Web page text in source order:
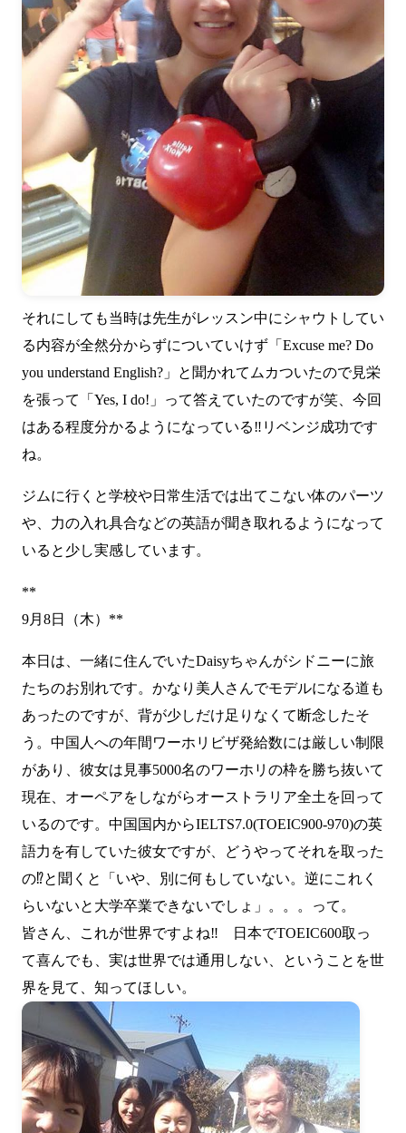
それにしても当時は先生がレッスン中にシャウトしてい
る内容が全然分からずについていけず「Excuse me? Do
you understand English?」と聞かれてムカついたので見栄
を張って「Yes, I do!」って答えていたのですが笑、今回
はある程度分かるようになっている‼リベンジ成功です
ね。
ジムに行くと学校や日常生活では出てこない体のパーツ
や、力の入れ具合などの英語が聞き取れるようになって
いると少し実感しています。
**
9月8日（木）**
本日は、一緒に住んでいたDaisyちゃんがシドニーに旅
たちのお別れです。かなり美人さんでモデルになる道も
あったのですが、背が少しだけ足りなくて断念したそ
う。中国人への年間ワーホリビザ発給数には厳しい制限
があり、彼女は見事5000名のワーホリの枠を勝ち抜いて
現在、オーペアをしながらオーストラリア全土を回って
いるのです。中国国内からIELTS7.0(TOEIC900-970)の英
語力を有していた彼女ですが、どうやってそれを取った
の⁉と聞くと「いや、別に何もしていない。逆にこれく
らいないと大学卒業できないでしょ」。。。って。
皆さん、これが世界ですよね‼ 日本でTOEIC600取っ
て喜んでも、実は世界では通用しない、ということを世
界を見て、知ってほしい。